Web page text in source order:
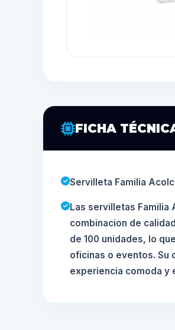
FICHA
Servilleta Familia
Las servilletas Familia
combinacion de
de 100 unidades, lo
oficinas o eventos. Su
experiencia comoda y